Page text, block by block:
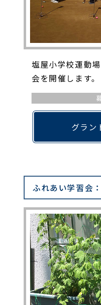
塩屋小学校運動
会を開催します。
グラン
ふれあい学習会